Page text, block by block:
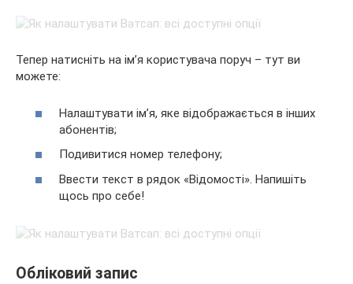
Тепер натисніть на ім’я користувача поруч – тут ви
можете:
Налаштувати ім’я, яке відображається в інших
абонентів;
Подивитися номер телефону;
Ввести текст в рядок «Відомості». Напишіть
щось про себе!
Обліковий запис